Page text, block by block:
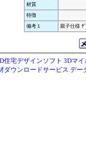
材質
特徴
備考１
親子仕様 ﾃ
住宅デザインソフト 3Dマ
ダウンロードサービス デー